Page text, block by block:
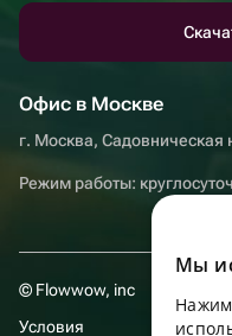
Офис в Москве
г. Москва,
Режим работы:
© Flowwow, inc
Условия
Мы